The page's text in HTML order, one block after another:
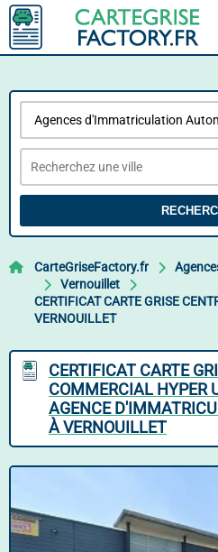
CarteGriseFactory.fr
Vernouillet
CERTIFICAT CARTE GRISE
VERNOUILLET
CERTIFICAT CARTE
COMMERCIAL HYPER
AGENCE
À VERNOUILLET